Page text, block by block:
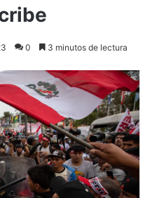
0 3 minutos de lectura